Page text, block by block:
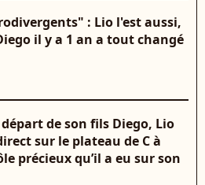
: Lio l'est aussi,
il y a 1 an a tout changé
de son fils Diego, Lio
sur le plateau de C à
précieux qu’il a eu sur son